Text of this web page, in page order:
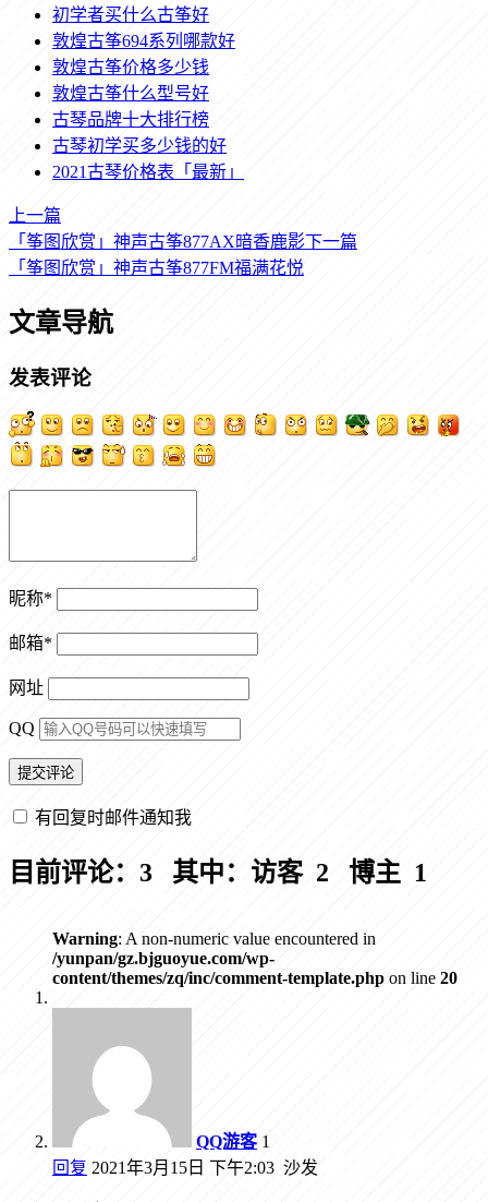
初学者买什么古筝好
敦煌古筝694系列哪款好
敦煌古筝价格多少钱
敦煌古筝什么型号好
古琴品牌十大排行榜
古琴初学买多少钱的好
2021古琴价格表「最新」
上一篇
「筝图欣赏」神声古筝877AX暗香鹿影下一篇
「筝图欣赏」神声古筝877FM福满花悦
文章导航
发表评论
昵称*
邮箱*
网址
QQ
有回复时邮件通知我
目前评论：3 其中：访客 2 博主 1
Warning: A non-numeric value encountered in
/yunpan/gz.bjguoyue.com/wp-
content/themes/zq/inc/comment-template.php on line 20
QQ游客 1
回复 2021年3月15日 下午2:03 沙发